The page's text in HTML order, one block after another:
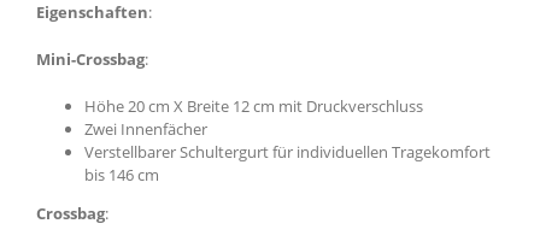
Eigenschaften:
Mini-Crossbag:
Höhe 20 cm X Breite 12 cm mit Druckverschluss
Zwei Innenfächer
Verstellbarer Schultergurt für individuellen Tragekomfort
bis 146 cm
Crossbag: